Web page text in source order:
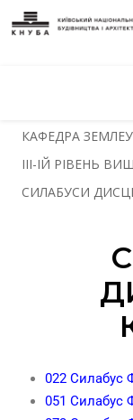
КАФЕДРА
ІІІ-ІЙ РІВЕНЬ
СИЛАБУСИ
022 Силабус
051 Силабус